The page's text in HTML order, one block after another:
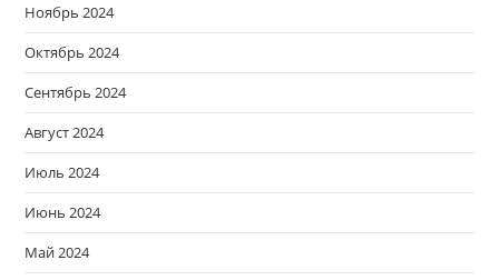
Ноябрь 2024
Октябрь 2024
Сентябрь 2024
Август 2024
Июль 2024
Июнь 2024
Май 2024